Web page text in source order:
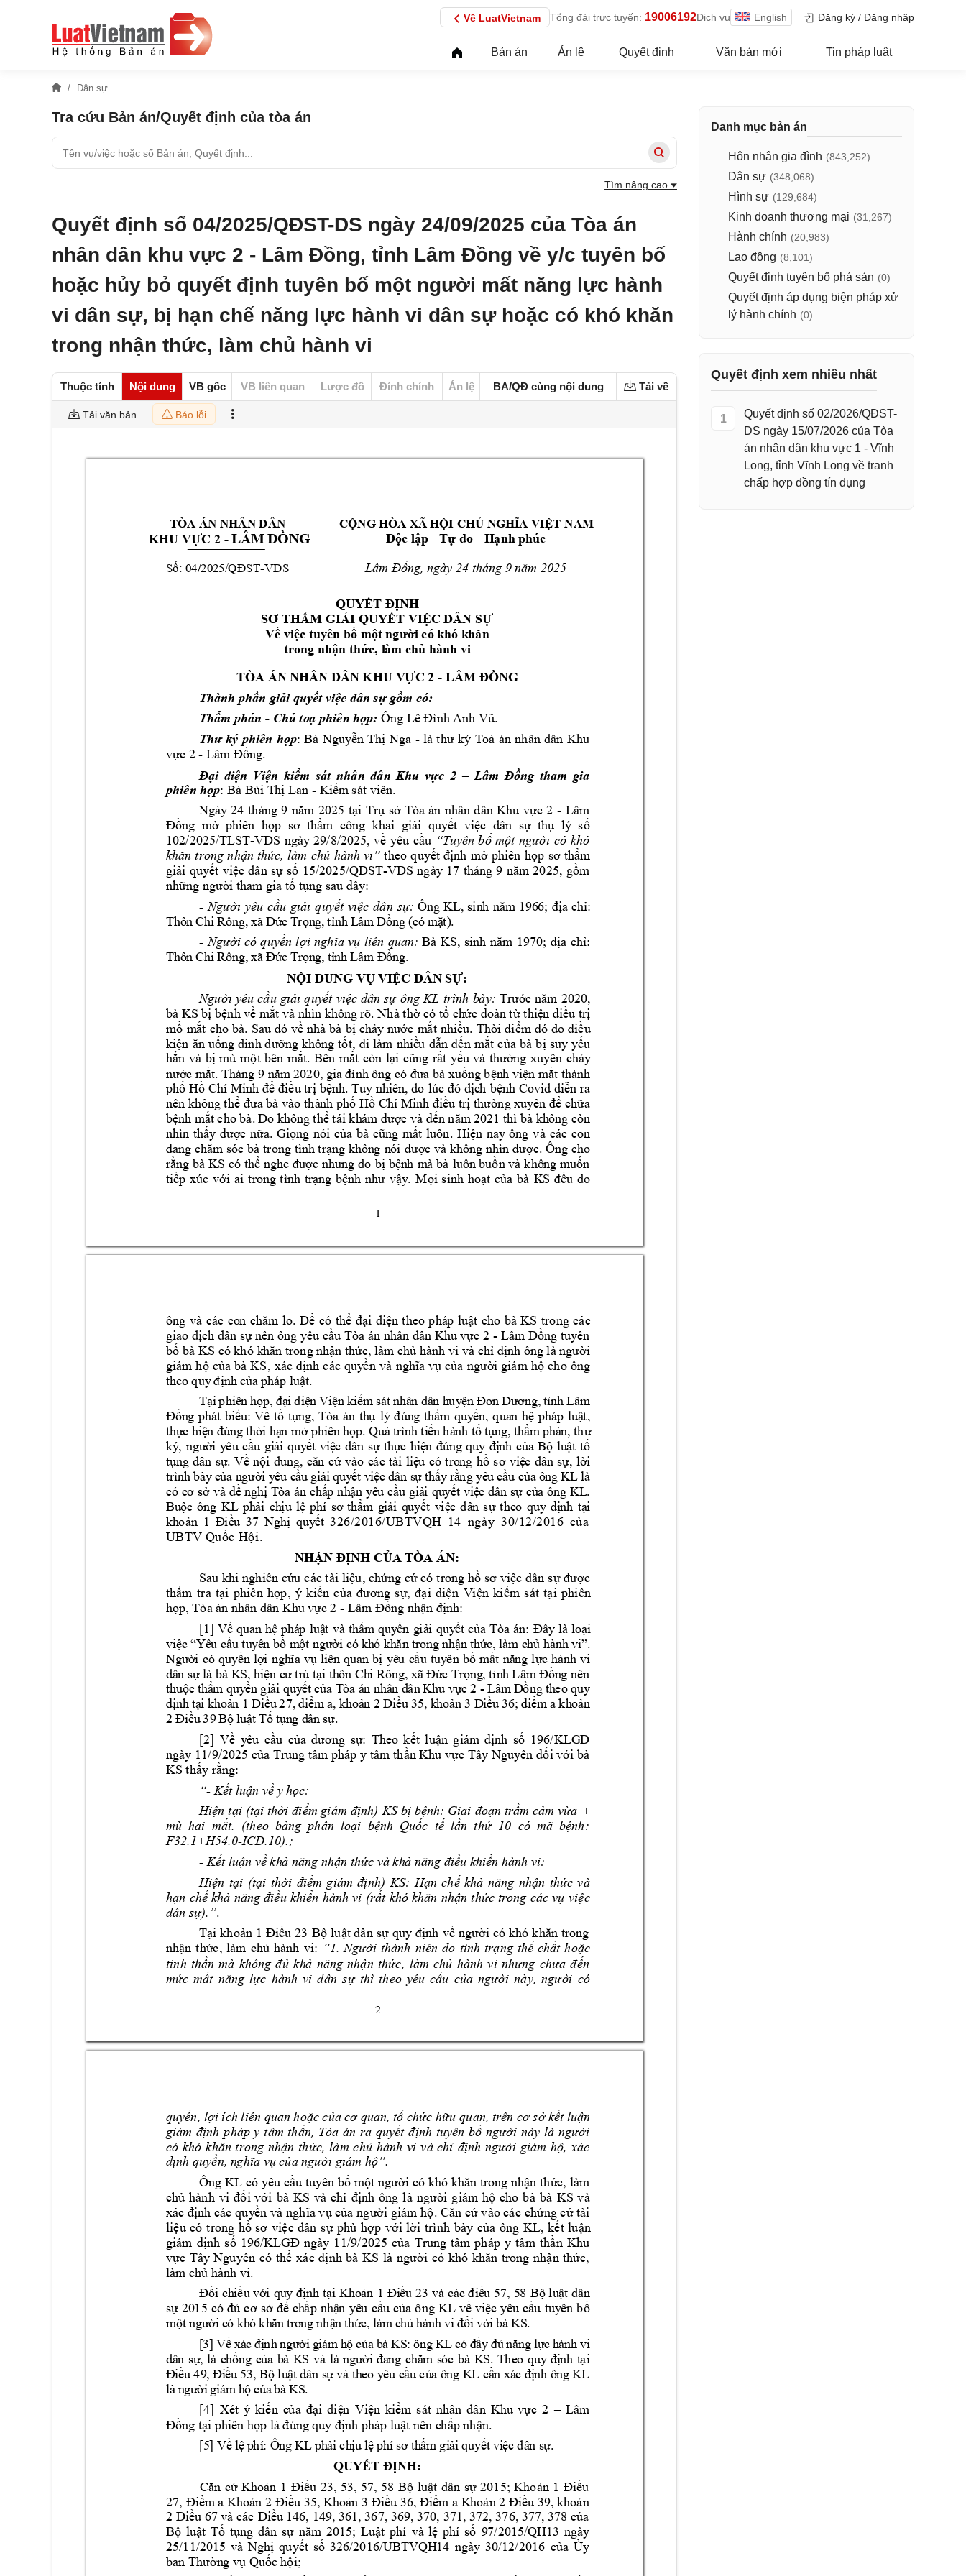
Về LuatVietnam Tổng đài trực tuyến: 19006192Dịch vụ English Đăng ký / Đăng nhập
Bản án Án lệ Quyết định Văn bản mới Tin pháp luật
Dân sự
Tra cứu Bản án/Quyết định của tòa án
Tìm nâng cao
Quyết định số 04/2025/QĐST-DS ngày 24/09/2025 của Tòa án
nhân dân khu vực 2 - Lâm Đồng, tỉnh Lâm Đồng về y/c tuyên bố
hoặc hủy bỏ quyết định tuyên bố một người mất năng lực hành
vi dân sự, bị hạn chế năng lực hành vi dân sự hoặc có khó khăn
trong nhận thức, làm chủ hành vi
Thuộc tính Nội dung VB gốc VB liên quan Lược đồ Đính chính Án lệ BA/QĐ cùng nội dung Tải về
Tải văn bản Báo lỗi
TÒA ÁN NHÂN DÂN
KHU VỰC 2 - LÂM ĐỒNG
Số: 04/2025/QĐST-VDS
CỘNG HÒA XÃ HỘI CHỦ NGHĨA VIỆT NAM
Độc lập - Tự do - Hạnh phúc
Lâm Đồng, ngày 24 tháng 9 năm 2025
QUYẾT ĐỊNH
SƠ THẨM GIẢI QUYẾT VIỆC DÂN SỰ
Về việc tuyên bố một người có khó khăn
trong nhận thức, làm chủ hành vi
TÒA ÁN NHÂN DÂN KHU VỰC 2 - LÂM ĐỒNG
Thành phần giải quyết việc dân sự gồm có:
Thẩm phán - Chủ toạ phiên họp: Ông Lê Đình Anh Vũ.
Thư ký phiên họp: Bà Nguyễn Thị Nga - là thư ký Toà án nhân dân Khu
vực 2 - Lâm Đồng.
Đại diện Viện kiểm sát nhân dân Khu vực 2 – Lâm Đồng tham gia
phiên họp: Bà Bùi Thị Lan - Kiểm sát viên.
Ngày 24 tháng 9 năm 2025 tại Trụ sở Tòa án nhân dân Khu vực 2 - Lâm
Đồng mở  phiên họp sơ  thẩm công khai giải  quyết việc dân sự  thụ lý số
102/2025/TLST-VDS ngày 29/8/2025, về yêu cầu “Tuyên bố một người có khó
khăn trong nhận thức, làm chủ hành vi” theo quyết định mở phiên họp sơ thẩm
giải quyết việc dân sự số 15/2025/QĐST-VDS ngày 17 tháng 9 năm 2025, gồm
những người tham gia tố tụng sau đây:
- Người yêu cầu giải quyết việc dân sự: Ông KL, sinh năm 1966; địa chỉ:
Thôn Chi Rông, xã Đức Trọng, tỉnh Lâm Đồng (có mặt).
- Người có quyền lợi nghĩa vụ liên quan: Bà KS, sinh năm 1970; địa chỉ:
Thôn Chi Rông, xã Đức Trọng, tỉnh Lâm Đồng.
NỘI DUNG VỤ VIỆC DÂN SỰ:
Người yêu cầu giải quyết việc dân sự ông KL trình bày: Trước năm 2020,
bà KS bị bệnh về mắt và nhìn khôngrõ. Nhàthờ có tổ chức đoàn từ thiện điều trị
mổ mắt cho bà. Sau đó về nhà bà bị chảy nước mắt nhiều. Thời điểm đó do điều
kiện ăn uống dinh dưỡng không tốt, đi làm nhiều dẫn đến mắt của bà bị suy yếu
hẳn và bị mù một bên mắt. Bên mắt còn lại cũng rất yếu và thường xuyên chảy
nước mắt. Tháng 9 năm 2020, gia đình ông có đưa bà xuống bệnh viện mắt thành
phố Hồ Chí Minh để điều trị bệnh. Tuy nhiên, do lúc đó dịch bệnh Covid diễn ra
nên không thể đưa bà vào thành phố Hồ Chí Minh điều trị thường xuyên để chữa
bệnh mắt cho bà. Do không thể tái khám được và đến năm 2021 thì bà không còn
nhìn thấy được nữa. Giọng nói của bà cũng mất luôn. Hiện nay ông và các con
đang chăm sóc bà trong tình trạng không nói được và không nhìn được. Ông cho
rằng bà KS có thể nghe được nhưng do bị bệnh mà bà luôn buồn và không muốn
tiếp xúc với ai trong tình trạng bệnh như vậy. Mọi sinh hoạt của bà KS đều do
2
ông và các con chăm lo. Để có thể đại diện theo pháp luật cho bà KS trong các
giao dịch dân sự nên ông yêu cầu Tòa án nhân dân Khu vực 2 - Lâm Đồng tuyên
bố bà KS có khó khăn trong nhận thức, làm chủ hành vi và chỉ định ông là người
giám hộ của bà KS, xác định các quyền và nghĩa vụ của người giám hộ cho ông
theo quy định của pháp luật.
Tại phiên họp, đại diện Viện kiểm sát nhân dân huyện Đơn Dương, tỉnh Lâm
Đồng phát biểu: Về tố tụng, Tòa án thụ lý đúng thẩm quyền, quan hệ pháp luật,
thực hiện đúng thời hạn mở phiên họp. Quá trình tiến hành tố tụng, thẩm phán, thư
ký, người yêu cầu giải quyết việc dân sự thực hiện đúng quy định của Bộ luật tố
tụng dân sự. Về nội dung, căn cứ vào các tài liệu có trong hồ sơ việc dân sự, lời
trình bày của người yêu cầu giải quyết việc dân sự thấy rằng yêu cầu của ông KL là
có cơ sở và đề nghị Tòa án chấp nhận yêu cầu giải quyết việc dân sự của ông KL.
Buộc ông KL phải chịu lệ phí sơ thẩm giải quyết việc dân sự theo quy định tại
khoản 1 Điều 37 Nghị quyết 326/2016/UBTVQH 14 ngày 30/12/2016 của
UBTV Quốc Hội.
NHẬN ĐỊNH CỦA TÒA ÁN:
Sau khi nghiên cứu các tài liệu, chứng cứ có trong hồ sơ việc dân sự được
thẩm tra tại phiên họp, ý kiến của đương sự, đại diện Viện kiểm sát tại phiên
họp, Tòa án nhân dân Khu vực 2 - Lâm Đồng nhận định:
[1] Về quan hệ pháp luật và thẩm quyền giải quyết của Tòa án: Đây là loại
việc “Yêu cầu tuyên bố một người có khó khăn trong nhận thức, làm chủ hành vi”.
Người có quyền lợi nghĩa vụ liên quan bị yêu cầu tuyên bố mất năng lực hành vi
dân sự là bà KS, hiện cư trú tại thôn Chi Rông, xã Đức Trọng, tỉnh Lâm Đồng nên
thuộc thẩm quyền giải quyết của Tòa án nhân dân Khu vực 2 - Lâm Đồng theo quy
định tại khoản 1 Điều 27, điểma, khoản 2 Điều 35, khoản 3 Điều 36; điểm a khoản
2 Điều 39Bộ luật Tố tụng dân sự.
[2] Về yêu cầu của đương sự: Theo kết luận giám định số 196/KLGĐ
ngày 11/9/2025 của Trung tâm pháp y tâm thần Khu vực Tây Nguyên đối với bà
KS thấy rằng:
“- Kết luận về y học:
Hiện tại (tại thời điểm giám định) KS bị bệnh: Giai đoạn trầm cảm vừa +
mù  hai mắt.  (theo  bảng  phân  loại  bệnh  Quốc  tế  lần  thứ  10  có  mã  bệnh:
F32.1+H54.0-ICD.10).;
- Kết luận về khả năng nhận thức và khả năng điều khiển hành vi:
Hiện tại (tại thời điểm giám định) KS: Hạn chế khả năng nhận thức và
hạn chế khả năng điều khiển hành vi (rất khó khăn nhận thức trong các vụ việc
dân sự).”.
Tại khoản 1 Điều 23 Bộ luật dân sự quy định về người có khó khăn trong
nhận thức, làm chủ hành vi: “1. Người thành niên do tình trạng thể chất hoặc
tinh thần mà không đủ khả năng nhận thức, làm chủ hành vi nhưng chưa đến
mức mất năng lực hành vi dân sự thì theo yêu cầu của người này, người có
quyền, lợi ích liên quan hoặc của cơ quan, tổ chức hữu quan, trên cơ sở kết luận
giám định pháp y tâm thần, Tòa án ra quyết định tuyên bố người này là người
có khó khăn trong nhận thức, làm chủ hành vi và chỉ định người giám hộ, xác
định quyền, nghĩa vụ của người giám hộ”.
Ông KL có yêu cầu tuyên bố một người có khó khăn trong nhận thức, làm
chủ hành vi đối với bà KS và chỉ định ông là người giám hộ cho bà bà KS và
xác định các quyền và nghĩa vụ của người giám hộ. Căn cứ vào các chứng cứ tài
liệu có trong hồ sơ việc dân sự phù hợp với lời trình bày của ông KL, kết luận
giám định số 196/KLGĐ ngày 1 1/9/2025 của Trung tâm pháp y tâm thần Khu
vực Tây Nguyên có thể xác định bà KS là người có khó khăn trong nhận thức,
làm chủ hành vi.
Đối chiếu với quy định tại Khoản 1 Điều 23 và các điều 57, 58 Bộ luật dân
sự 2015 có đủ cơ sở để chấp nhận yêu cầu của ông KL về việc yêu cầu tuyên bố
một người có khó khăn trong nhận thức, làm chủ hành vi đối với bàKS.
[3] Về xác định người giám hộcủa bà KS: ông KL có đầy đủ năng lực hành vi
dân sự, là chồng của bà KS và là người đang chăm sóc bà KS. Theo quy định tại
Điều 49, Điều 53, Bộ luật dân sự và theo yêu cầu của ông KL cần xác định ôngKL
là người giám hộcủabàKS.
[4] Xét ý kiến của đại diện Viện kiểm sát nhân dân Khu vực 2 – Lâm
Đồng tại phiên họp là đúng quy định pháp luật nên chấp nhận.
[5] Về lệ phí: ÔngKL phải chịu lệphí sơ thẩm giảiquyết việc dân sự.
QUYẾT ĐỊNH:
Căn cứ Khoản 1 Điều 23, 53, 57, 58 Bộ luật dân sự 2015; Khoản 1 Điều
27, Điểm a Khoản 2 Điều 35, Khoản 3 Điều 36, Điểm a Khoản 2 Điều 39, khoản
2 Điều 67 và các Điều 146, 149, 361, 367, 369, 370, 371, 372, 376, 377, 378 của
Bộ luật Tố tụng dân sự năm 2015; Luật phí và lệ phí số 97/2015/QH13 ngày
25/11/2015 và Nghị quyết số 326/2016/UBTVQH14 ngày 30/12/2016 của Ủy
ban Thường vụ Quốc hội;
Danh mục bản án
Hôn nhân gia đình (843,252)
Dân sự (348,068)
Hình sự (129,684)
Kinh doanh thương mại (31,267)
Hành chính (20,983)
Lao động (8,101)
Quyết định tuyên bố phá sản (0)
Quyết định áp dụng biện pháp xử
lý hành chính (0)
Quyết định xem nhiều nhất
1
Quyết định số 02/2026/QĐST-
DS ngày 15/07/2026 của Tòa
án nhân dân khu vực 1 - Vĩnh
Long, tỉnh Vĩnh Long về tranh
chấp hợp đồng tín dụng